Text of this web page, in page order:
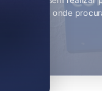
bem. Você